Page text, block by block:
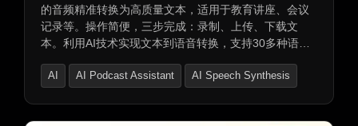
的音频精准转换为高质量文本，适用于教育讲座、会议
记录等。操作简便，三步完成：录制、上传、下载文
本。利用AI技术实现文本到语音转换，支持30多种语
音特征，快速生成高质量副本。支持实时语音转换，适
AI AI Podcast Assistant AI Speech Synthesis